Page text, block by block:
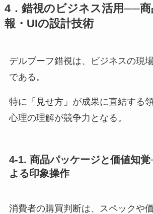
4．錯視のビジネス活用──商
報・UIの設計技術
デルブーフ錯視は、ビジネスの現
である。
特に「見せ方」が成果に直結する
心理の理解が競争力となる。
4-1. 商品パッケージと価値知
よる印象操作
消費者の購買判断は、スペックや